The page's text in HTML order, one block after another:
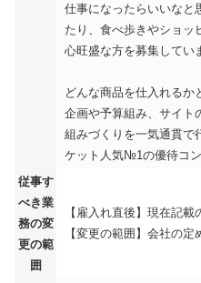
仕事になったらいいなと
たり、食べ歩きやショッ
心旺盛な方を募集してい
どんな商品を仕入れるか
企画や予算組み、サイト
組みづくりを一気通貫で
ケット人気№1の優待コ
従事す
べき業
務の変
更の範
囲
【雇入れ直後】現在記載
【変更の範囲】会社の定